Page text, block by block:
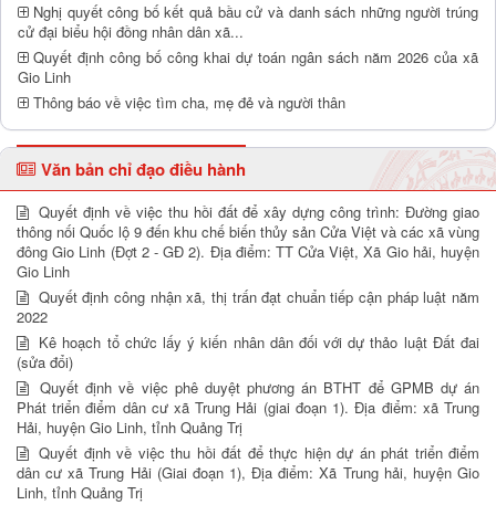
Nghị quyết công bố kết quả bầu cử và danh sách những người trúng
cử đại biểu hội đồng nhân dân xã...
Quyết định công bố công khai dự toán ngân sách năm 2026 của xã
Gio Linh
Thông báo về việc tìm cha, mẹ đẻ và người thân
Văn bản chỉ đạo điều hành
Quyết định về việc thu hồi đất để xây dựng công trình: Đường giao
thông nối Quốc lộ 9 đến khu chế biến thủy sản Cửa Việt và các xã vùng
đông Gio Linh (Đợt 2 - GĐ 2). Địa điểm: TT Cửa Việt, Xã Gio hải, huyện
Gio Linh
Quyết định công nhận xã, thị trấn đạt chuẩn tiếp cận pháp luật năm
2022
Kê hoạch tổ chức lấy ý kiến nhân dân đối với dự thảo luật Đất đai
(sửa đổi)
Quyết định về việc phê duyệt phương án BTHT để GPMB dự án
Phát triển điểm dân cư xã Trung Hải (giai đoạn 1). Địa điểm: xã Trung
Hải, huyện Gio Linh, tỉnh Quảng Trị
Quyết định về việc thu hồi đất để thực hiện dự án phát triển điểm
dân cư xã Trung Hải (Giai đoạn 1), Địa điểm: Xã Trung hải, huyện Gio
Linh, tỉnh Quảng Trị